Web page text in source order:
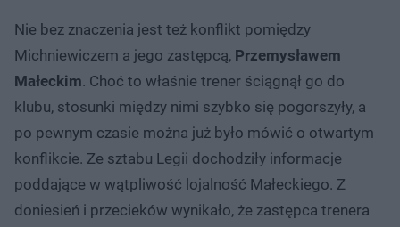
Nie bez znaczenia jest też konflikt pomiędzy
Michniewiczem a jego zastępcą, Przemysławem
Małeckim. Choć to właśnie trener ściągnął go do
klubu, stosunki między nimi szybko się pogorszyły, a
po pewnym czasie można już było mówić o otwartym
konflikcie. Ze sztabu Legii dochodziły informacje
poddające w wątpliwość lojalność Małeckiego. Z
doniesień i przecieków wynikało, że zastępca trenera